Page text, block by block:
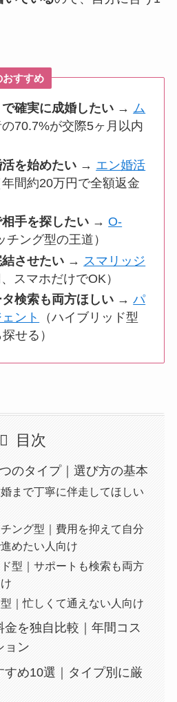
すすめ
確実に成婚したい → ム
の70.7%が交際5ヶ月以内
を始めたい → エン婚活
年間約20万円で全額返金
手を探したい →O-
チング型の王道）
させたい → スマリッジ
スマホだけでOK）
検索も両方ほしい →パ
ント
（ハイブリッド型
せる）
目次
のタイプ｜選び方の基本
まで丁寧に伴走してほしい
ング型｜費用を抑えて自分
めたい人向け
型｜サポートも検索も両方
｜忙しくて通えない人向け
を独自比較｜年間コス
ョン
すめ10選｜タイプ別に厳